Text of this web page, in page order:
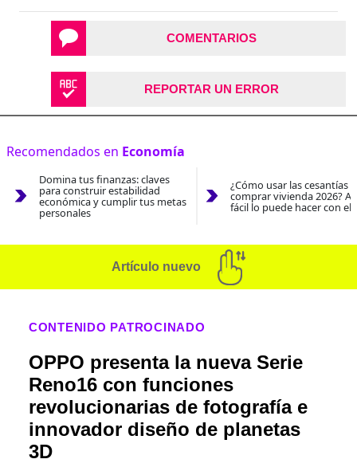
COMENTARIOS
REPORTAR UN ERROR
Recomendados en Economía
Domina tus finanzas: claves
para construir estabilidad
económica y cumplir tus metas
personales
¿Cómo usar las cesantías
comprar vivienda 2026?
fácil lo puede hacer con el
Artículo nuevo
CONTENIDO PATROCINADO
OPPO presenta la nueva Serie
Reno16 con funciones
revolucionarias de fotografía e
innovador diseño de planetas
3D